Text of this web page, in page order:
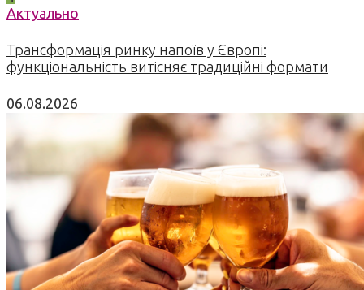
Актуально
Трансформація ринку напоїв у Європі:
функціональність витісняє традиційні формати
06.08.2026